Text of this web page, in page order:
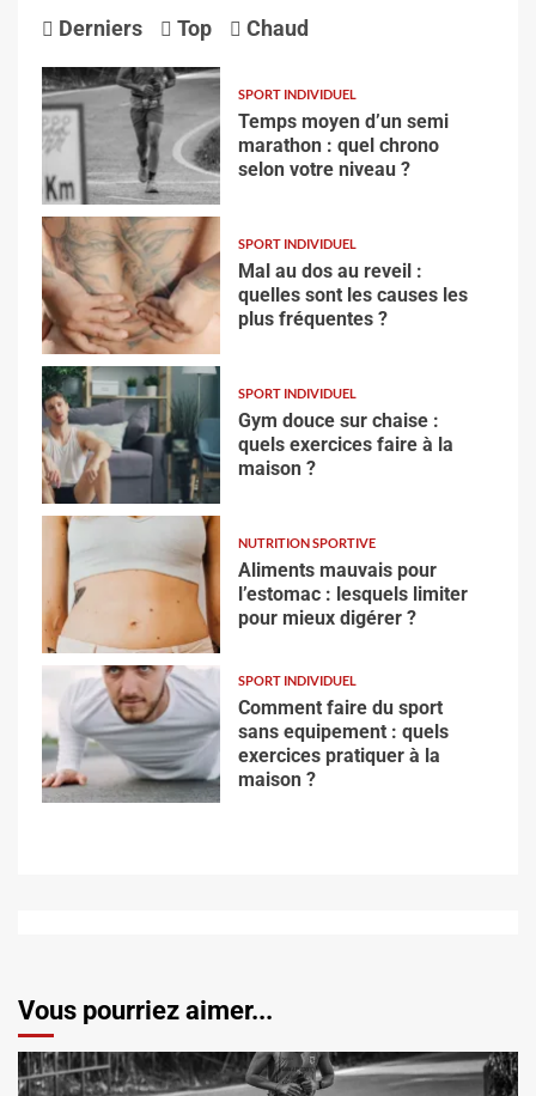
Derniers Top Chaud
SPORT INDIVIDUEL
Temps moyen d’un semi
marathon : quel chrono
selon votre niveau ?
SPORT INDIVIDUEL
Mal au dos au reveil :
quelles sont les causes les
plus fréquentes ?
SPORT INDIVIDUEL
Gym douce sur chaise :
quels exercices faire à la
maison ?
NUTRITION SPORTIVE
Aliments mauvais pour
l’estomac : lesquels limiter
pour mieux digérer ?
SPORT INDIVIDUEL
Comment faire du sport
sans equipement : quels
exercices pratiquer à la
maison ?
Vous pourriez aimer...